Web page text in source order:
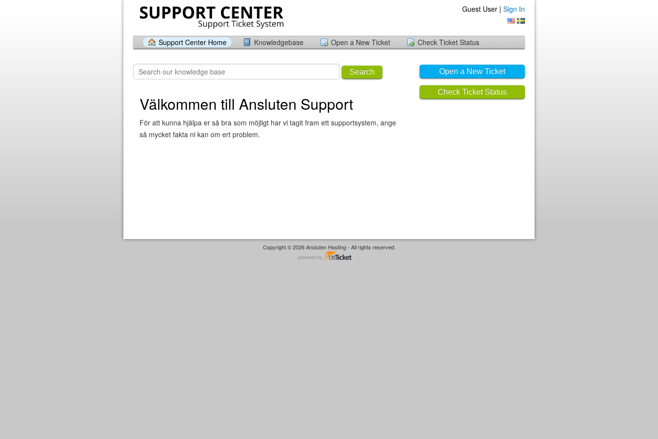
Guest User | Sign In
Support Center Home Knowledgebase Open a New Ticket Check Ticket Status
Open a New Ticket
Check Ticket Status
Search
Välkommen till Ansluten Support
För att kunna hjälpa er så bra som möjligt har vi tagit fram ett supportsystem, ange
så mycket fakta ni kan om ert problem.
Copyright © 2026 Ansluten Hosting - All rights reserved.